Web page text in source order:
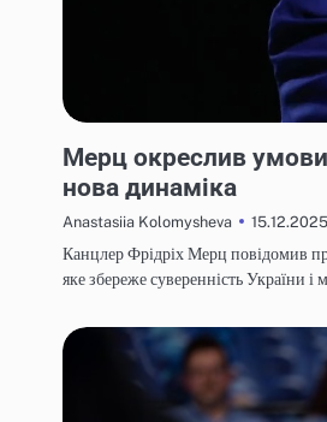
Мерц окреслив умови
нова динаміка
Anastasiia Kolomysheva 15.12.2025
Канцлер Фрідріх Мерц повідомив
яке збереже суверенність України і